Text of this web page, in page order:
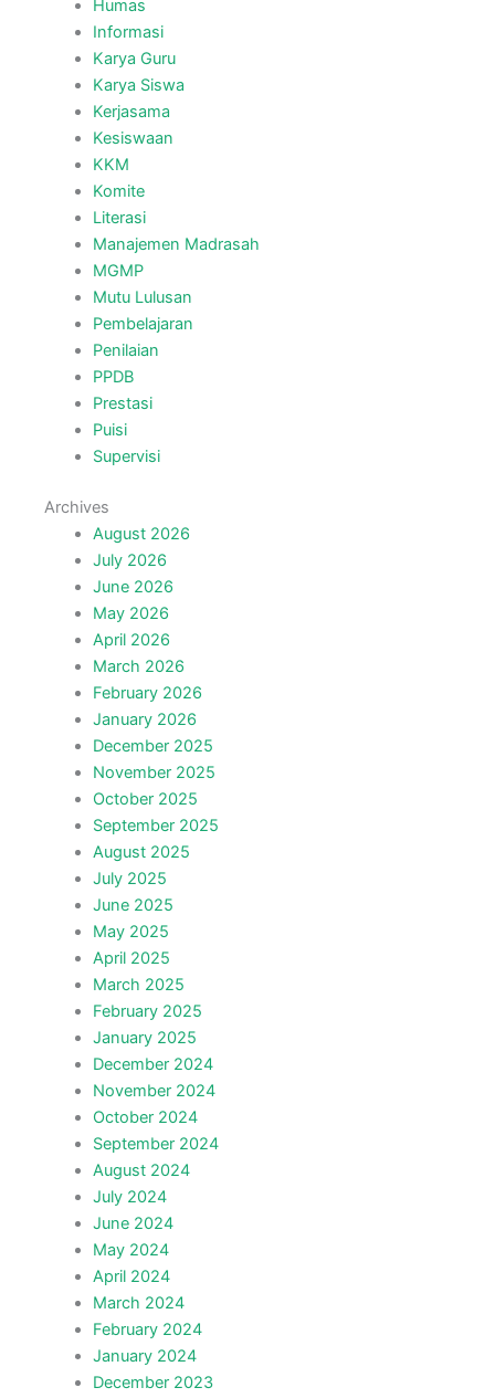
Humas
Informasi
Karya Guru
Karya Siswa
Kerjasama
Kesiswaan
KKM
Komite
Literasi
Manajemen Madrasah
MGMP
Mutu Lulusan
Pembelajaran
Penilaian
PPDB
Prestasi
Puisi
Supervisi
Archives
August 2026
July 2026
June 2026
May 2026
April 2026
March 2026
February 2026
January 2026
December 2025
November 2025
October 2025
September 2025
August 2025
July 2025
June 2025
May 2025
April 2025
March 2025
February 2025
January 2025
December 2024
November 2024
October 2024
September 2024
August 2024
July 2024
June 2024
May 2024
April 2024
March 2024
February 2024
January 2024
December 2023